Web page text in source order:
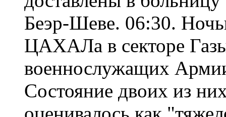
Беэр-Шеве. 06:30.
ЦАХАЛа в секторе
военнослужащих
Состояние двоих из